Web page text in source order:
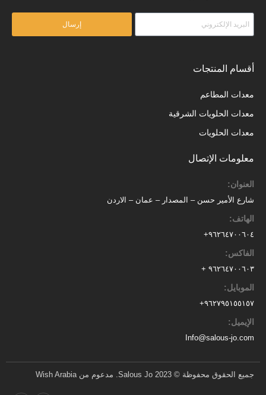
إرسال
أقسام المنتجات
معدات المطاعم
معدات الحلويات الشرقية
معدات الحلويات
معلومات الإتصال
العنوان:
شارع الأمير حسن – المصدار – عمان – الاردن
الهاتف:
٩٦٢٦٤٧٠٠٦٠٤+
الفاكس:
٩٦٢٦٤٧٠٠٦٠٣ +
الموبايل:
٩٦٢٧٩٥١٥٥١٥٧+
الإيميل:
Info@salous-jo.com
جميع الحقوق محفوظة © 2023 Salous Jo. مدعوم من Wish Arabia